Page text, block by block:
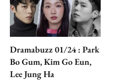
Dramabuzz 01/24 : Park
Bo Gum, Kim Go Eun,
Lee Jung Ha